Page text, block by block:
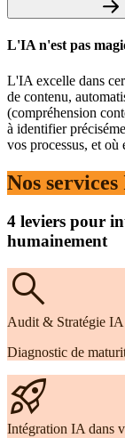
L'IA n'est pas
L'IA excelle dans
de contenu,
(compréhension
à identifier
vos processus, et où
Nos
4 leviers pour
humainement
search
Audit & Stratégie IA
Diagnostic de
rocket_launch
Intégration IA dans